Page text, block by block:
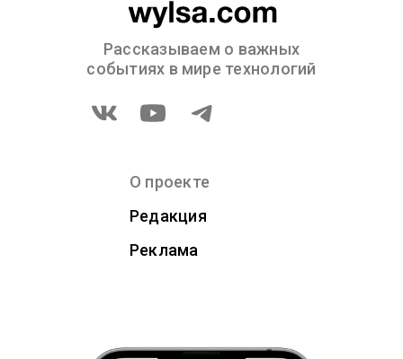
Рассказываем о важных
событиях в мире технологий
О проекте
Редакция
Реклама